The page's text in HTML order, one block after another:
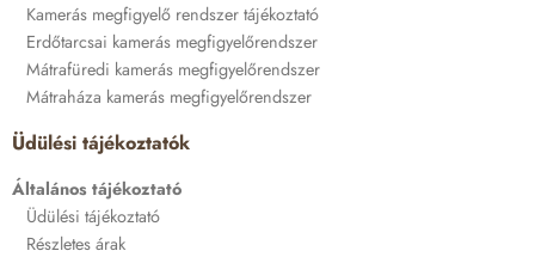
Kamerás megfigyelő rendszer tájékoztató
Erdőtarcsai kamerás megfigyelőrendszer
Mátrafüredi kamerás megfigyelőrendszer
Mátraháza kamerás megfigyelőrendszer
Üdülési tájékoztatók
Általános tájékoztató
Üdülési tájékoztató
Részletes árak